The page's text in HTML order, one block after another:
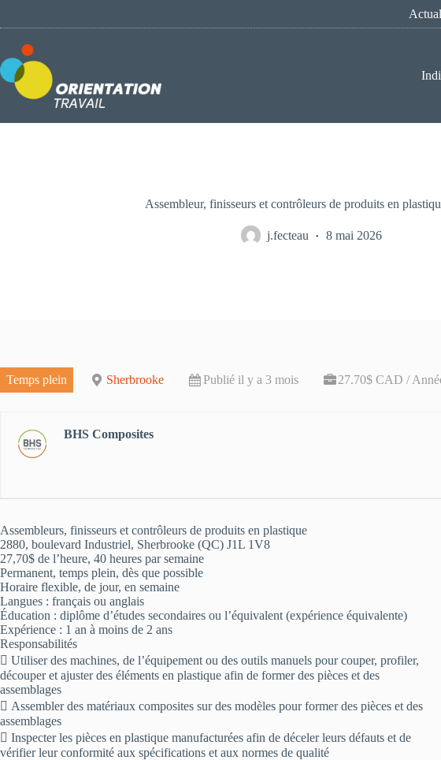
Assembleur, finisseurs et contrôleurs de produits en
j.fecteau 8 mai 2026
Temps plein Sherbrooke Publié il y a 3 mois 27.70$ CAD /
BHS Composites
Assembleurs, finisseurs et contrôleurs de produits en plastique
2880, boulevard Industriel, Sherbrooke (QC) J1L 1V8
27,70$ de l’heure, 40 heures par semaine
Permanent, temps plein, dès que possible
Horaire flexible, de jour, en semaine
Langues : français ou anglais
Éducation : diplôme d’études secondaires ou l’équivalent (expérience équivalente)
Expérience : 1 an à moins de 2 ans
Responsabilités
 Utiliser des machines, de l’équipement ou des outils manuels pour couper, profiler,
découper et ajuster des éléments en plastique afin de former des pièces et des
assemblages
 Assembler des matériaux composites sur des modèles pour former des pièces et des
assemblages
 Inspecter les pièces en plastique manufacturées afin de déceler leurs défauts et de
vérifier leur conformité aux spécifications et aux normes de qualité